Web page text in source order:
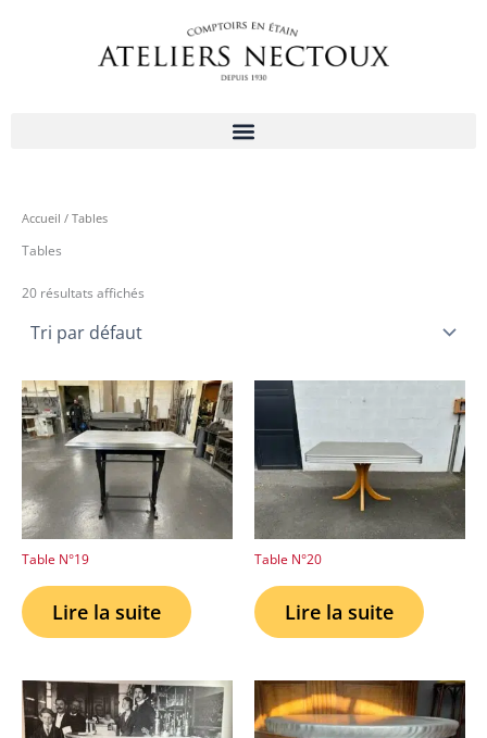
Accueil / Tables
Tables
20 résultats affichés
Table N°19
Lire la suite
Table N°20
Lire la suite